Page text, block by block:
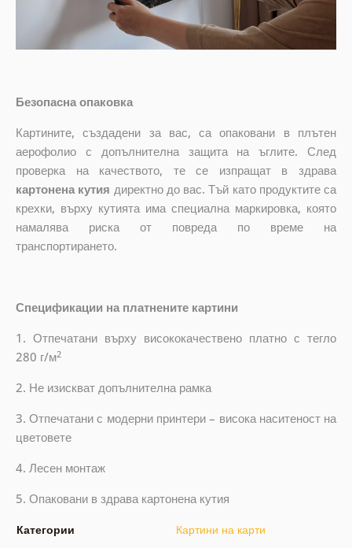
Безопасна опаковка
Картините, създадени за вас, са опаковани в плътен
аерофолио с допълнителна защита на ъглите. След
проверка на качеството, те се изпращат в здрава
картонена кутия директно до вас. Тъй като продуктите са
крехки, върху кутията има специална маркировка, която
намалява риска от повреда по време на
транспортирането.
Спецификации на платнените картини
1. Отпечатани върху висококачествено платно с тегло
280 г/м2
2. Не изискват допълнителна рамка
3. Отпечатани с модерни принтери – висока наситеност на
цветовете
4. Лесен монтаж
5. Опаковани в здрава картонена кутия
Категории Картини на карти